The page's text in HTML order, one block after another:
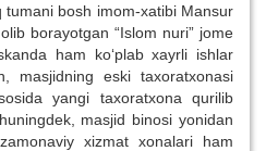
tumani bosh imom-xatibi Mansur
borayotgan “Islom nuri” jome
ham ko‘plab xayrli ishlar
masjidning eski taxoratxonasi
yangi taxoratxona qurilib
masjid binosi yonidan
xizmat xonalari ham